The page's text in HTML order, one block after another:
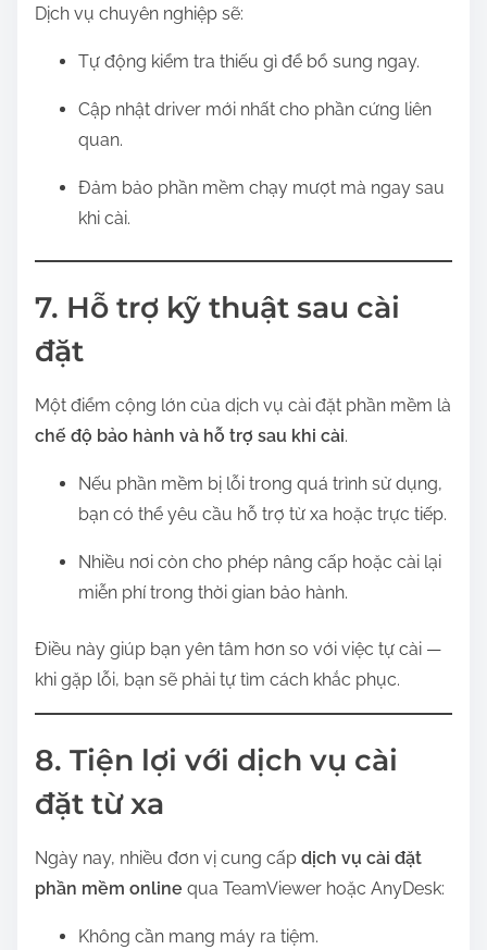
Dịch vụ chuyên nghiệp sẽ:
Tự động kiểm tra thiếu gì để bổ sung ngay.
Cập nhật driver mới nhất cho phần cứng liên
quan.
Đảm bảo phần mềm chạy mượt mà ngay sau
khi cài.
7. Hỗ trợ kỹ thuật sau cài
đặt
Một điểm cộng lớn của dịch vụ cài đặt phần mềm là
chế độ bảo hành và hỗ trợ sau khi cài.
Nếu phần mềm bị lỗi trong quá trình sử dụng,
bạn có thể yêu cầu hỗ trợ từ xa hoặc trực tiếp.
Nhiều nơi còn cho phép nâng cấp hoặc cài lại
miễn phí trong thời gian bảo hành.
Điều này giúp bạn yên tâm hơn so với việc tự cài —
khi gặp lỗi, bạn sẽ phải tự tìm cách khắc phục.
8. Tiện lợi với dịch vụ cài
đặt từ xa
Ngày nay, nhiều đơn vị cung cấp dịch vụ cài đặt
phần mềm online qua TeamViewer hoặc AnyDesk:
Không cần mang máy ra tiệm.